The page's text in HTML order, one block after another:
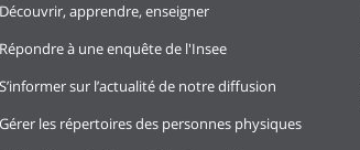
Découvrir, apprendre, enseigner
Répondre à une enquête de l'Insee
S’informer sur l’actualité de notre diffusion
Gérer les répertoires des personnes physiques